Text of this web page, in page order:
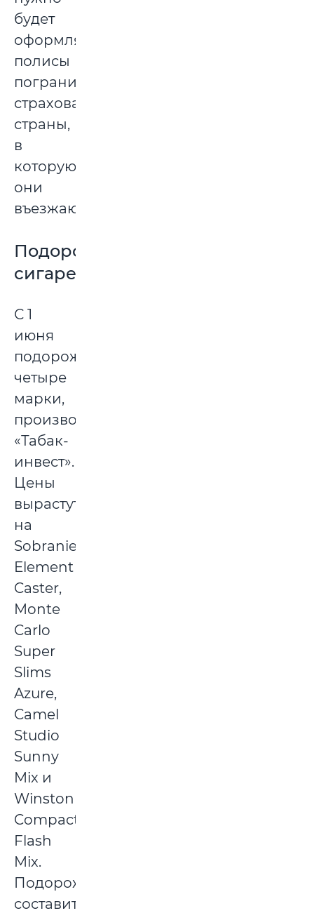
будет
оформлять
полисы
пограничного
страхования
страны,
в
которую
они
въезжают.
Подорожают
сигареты
С 1
июня
подорожают
четыре
марки,
производимые
«Табак-
инвест».
Цены
вырастут
на
Sobranie
Element
Caster,
Monte
Carlo
Super
Slims
Azure,
Camel
Studio
Sunny
Mix и
Winston
Compact
Flash
Mix.
Подорожание
составит